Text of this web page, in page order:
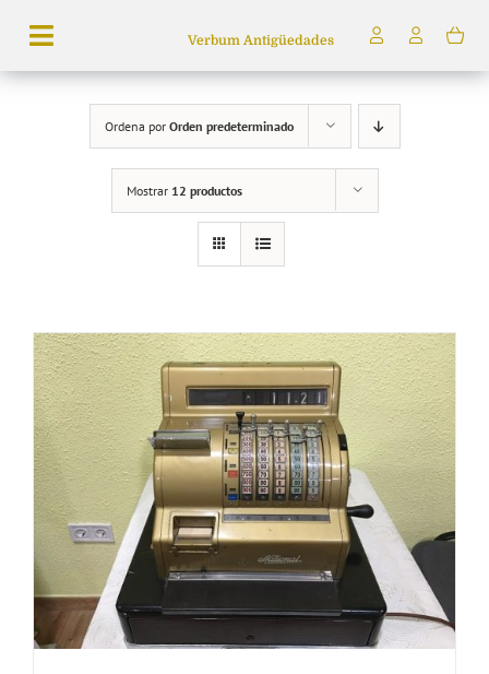
contenido
Toggle
Navigation
productos
Quiénes somos
Verbum Antigüedades
Ordena por Orden predeterminado
Mostrar 12 productos